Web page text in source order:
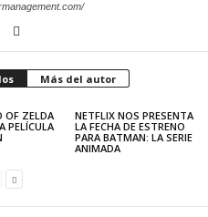
Más del autor
OF ZELDA
PELÍCULA
NETFLIX NOS PRESENTA
LA FECHA DE ESTRENO
PARA BATMAN: LA SERIE
ANIMADA